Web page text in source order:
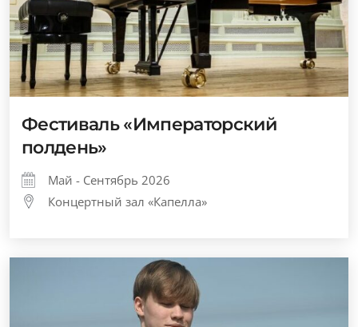
Фестиваль «Императорский
полдень»
Май - Сентябрь 2026
Концертный зал «Капелла»